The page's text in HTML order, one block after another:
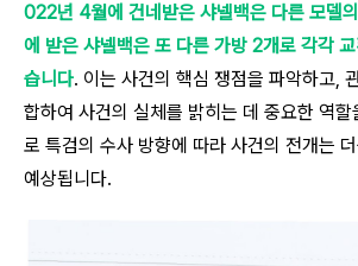
022년 4월에 건네받은 샤넬백은 다른 모델
에 받은 샤넬백은 또 다른 가방 2개로 각각
습니다. 이는 사건의 핵심 쟁점을 파악하고,
합하여 사건의 실체를 밝히는 데 중요한 역
로 특검의 수사 방향에 따라 사건의 전개는
예상됩니다.